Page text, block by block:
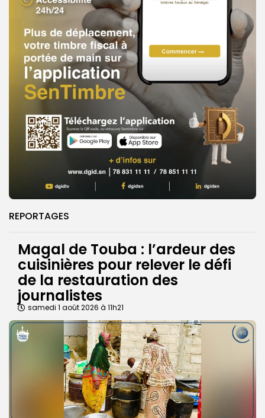
REPORTAGES
Magal de Touba : l’ardeur des
cuisinières pour relever le défi
de la restauration des
journalistes
samedi 1 août 2026 à 11h21